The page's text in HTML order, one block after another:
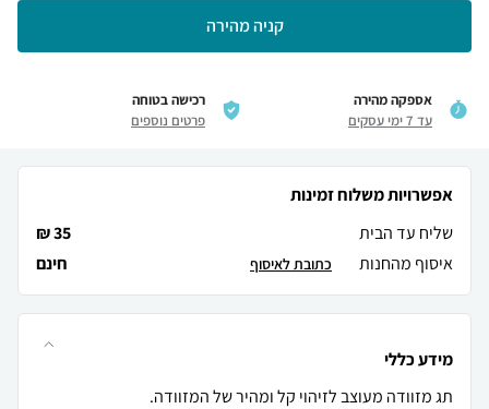
קניה מהירה
אספקה מהירה
עד 7 ימי עסקים
רכישה בטוחה
פרטים נוספים
אפשרויות משלוח זמינות
שליח עד הבית
35 ₪
איסוף מהחנות
חינם כתובת לאיסוף
מידע כללי
תג מזוודה מעוצב לזיהוי קל ומהיר של המזוודה.